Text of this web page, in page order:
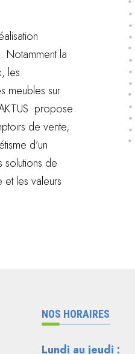
Notamment la
les
meubles sur
propose
de vente,
d’un
de
et les valeurs
NOS HORAIRES
Lundi au jeudi :